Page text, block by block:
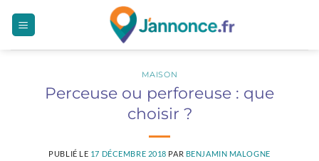
MAISON
Perceuse ou perforeuse : que
choisir ?
PUBLIÉ LE 17 DÉCEMBRE 2018 PAR BENJAMIN MALOGNE